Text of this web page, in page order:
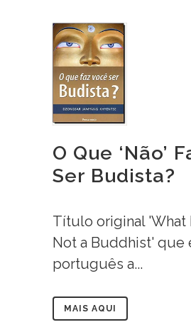
O Que ‘Não’
Ser Budista?
Título original 'What
Not a Buddhist' que
português a...
MAIS AQUI